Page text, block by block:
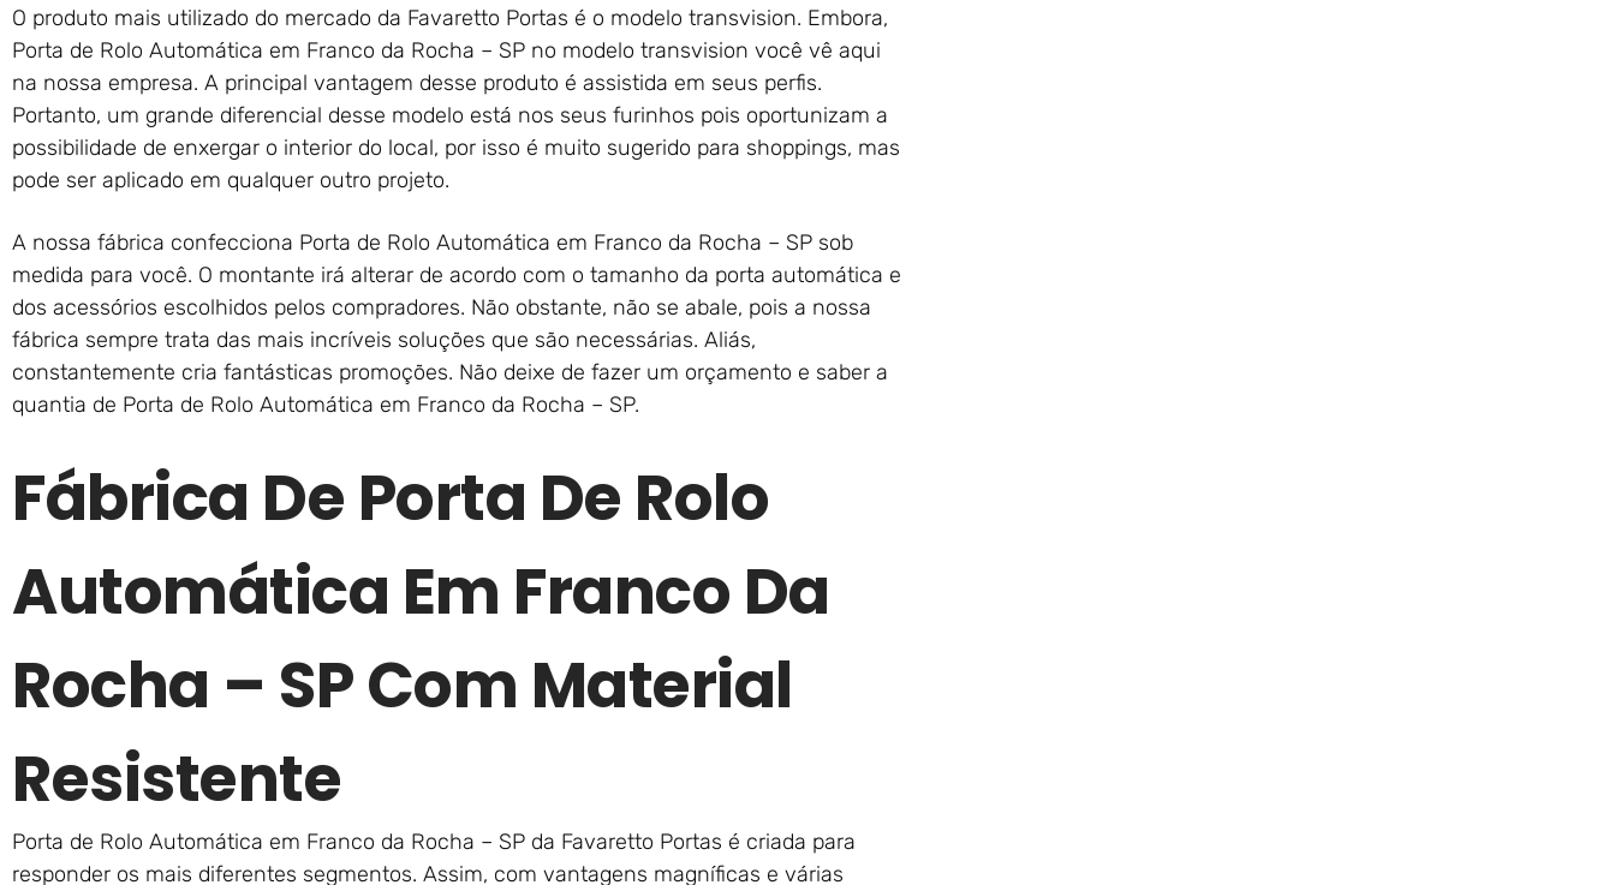
O produto mais utilizado do mercado da Favaretto Portas é o modelo transvision. Embora,
Porta de Rolo Automática em Franco da Rocha – SP no modelo transvision você vê aqui
na nossa empresa. A principal vantagem desse produto é assistida em seus perfis.
Portanto, um grande diferencial desse modelo está nos seus furinhos pois oportunizam a
possibilidade de enxergar o interior do local, por isso é muito sugerido para shoppings, mas
pode ser aplicado em qualquer outro projeto.
A nossa fábrica confecciona Porta de Rolo Automática em Franco da Rocha – SP sob
medida para você. O montante irá alterar de acordo com o tamanho da porta automática e
dos acessórios escolhidos pelos compradores. Não obstante, não se abale, pois a nossa
fábrica sempre trata das mais incríveis soluções que são necessárias. Aliás,
constantemente cria fantásticas promoções. Não deixe de fazer um orçamento e saber a
quantia de Porta de Rolo Automática em Franco da Rocha – SP.
Fábrica De Porta De Rolo
Automática Em Franco Da
Rocha – SP Com Material
Resistente
Porta de Rolo Automática em Franco da Rocha – SP da Favaretto Portas é criada para
responder os mais diferentes segmentos. Assim, com vantagens magníficas e várias